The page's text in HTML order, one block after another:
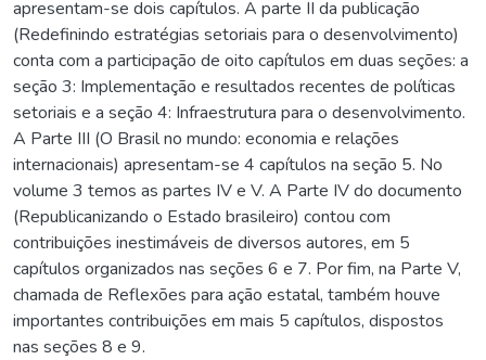
apresentam-se dois capítulos. A parte II da publicação
(Redefinindo estratégias setoriais para o desenvolvimento)
conta com a participação de oito capítulos em duas seções: a
seção 3: Implementação e resultados recentes de políticas
setoriais e a seção 4: Infraestrutura para o desenvolvimento.
A Parte III (O Brasil no mundo: economia e relações
internacionais) apresentam-se 4 capítulos na seção 5. No
volume 3 temos as partes IV e V. A Parte IV do documento
(Republicanizando o Estado brasileiro) contou com
contribuições inestimáveis de diversos autores, em 5
capítulos organizados nas seções 6 e 7. Por fim, na Parte V,
chamada de Reflexões para ação estatal, também houve
importantes contribuições em mais 5 capítulos, dispostos
nas seções 8 e 9.